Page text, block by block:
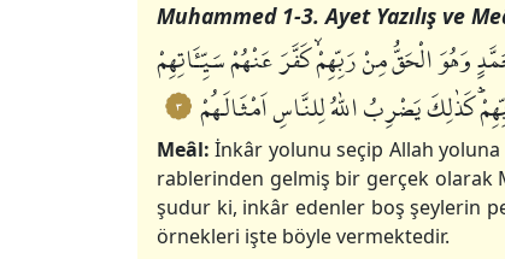
Muhammed 1-3. Ayet Yazılış ve
وَهُوَ الْحَقُّ مِنْ رَبِّهِمْۙ كَفَّرَ عَنْهُمْ سَيِّـَٔاتِهِمْ
كَذٰلِكَ يَضْرِبُ اللّٰهُ لِلنَّاسِ اَمْثَالَهُمْ ٣
Meâl:İnkâr yolunu seçip Allah yoluna
rablerinden gelmiş bir gerçek olarak
şudur ki, inkâr edenler boş şeylerin
örnekleri işte böyle vermektedir.